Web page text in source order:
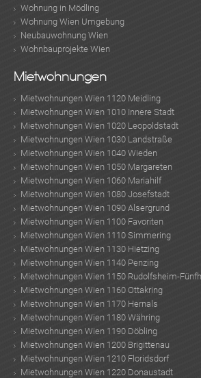
Wohnung in Mödling
Wohnung Wien Umgebung
Neubauwohnung Wien
Wohnbauprojekte Wien
Mietwohnungen
Mietwohnungen Wien 1120 Meidling
Mietwohnungen Wien 1010 Innere Stadt
Mietwohnungen Wien 1020 Leopoldstadt
Mietwohnungen Wien 1030 Landstraße
Mietwohnungen Wien 1040 Wieden
Mietwohnungen Wien 1050 Margareten
Mietwohnungen Wien 1060 Mariahilf
Mietwohnungen Wien 1080 Josefstadt
Mietwohnungen Wien 1090 Alsergrund
Mietwohnungen Wien 1100 Favoriten
Mietwohnungen Wien 1110 Simmering
Mietwohnungen Wien 1130 Hietzing
Mietwohnungen Wien 1140 Penzing
Mietwohnungen Wien 1150 Rudolfsheim-
Mietwohnungen Wien 1160 Ottakring
Mietwohnungen Wien 1170 Hernals
Mietwohnungen Wien 1180 Währing
Mietwohnungen Wien 1190 Döbling
Mietwohnungen Wien 1200 Brigittenau
Mietwohnungen Wien 1210 Floridsdorf
Mietwohnungen Wien 1220 Donaustadt